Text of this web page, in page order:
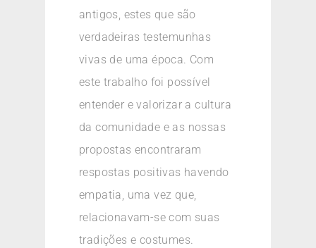
antigos, estes que são
verdadeiras testemunhas
vivas de uma época. Com
este trabalho foi possível
entender e valorizar a cultura
da comunidade e as nossas
propostas encontraram
respostas positivas havendo
empatia, uma vez que,
relacionavam-se com suas
tradições e costumes.